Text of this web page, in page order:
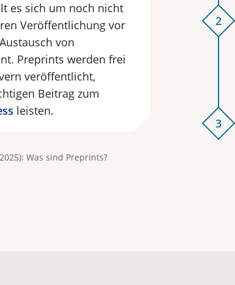
es sich um noch nicht
Veröffentlichung vor
von
Preprints werden frei
veröffent­licht,
Beitrag zum
leisten.
Was sind Preprints?
2
3